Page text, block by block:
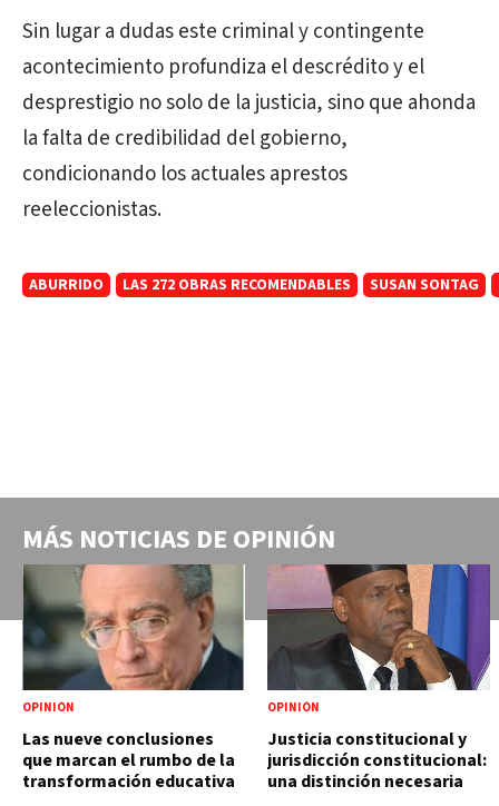
Sin lugar a dudas este criminal y contingente
acontecimiento profundiza el descrédito y el
desprestigio no solo de la justicia, sino que ahonda
la falta de credibilidad del gobierno,
condicionando los actuales aprestos
reeleccionistas.
ABURRIDO LAS 272 OBRAS RECOMENDABLES SUSAN SONTAG
MÁS NOTICIAS DE OPINIÓN
OPINIÓN
Las nueve conclusiones
que marcan el rumbo de la
transformación educativa
OPINIÓN
Justicia constitucional y
jurisdicción constitucional:
una distinción necesaria